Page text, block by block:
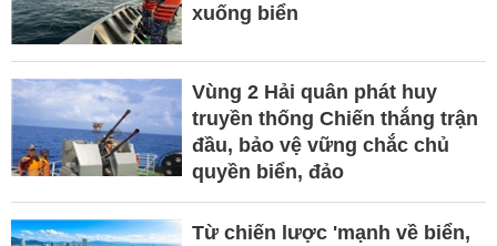
xuống biển
Vùng 2 Hải quân phát huy
truyền thống Chiến thắng trận
đầu, bảo vệ vững chắc chủ
quyền biển, đảo
Từ chiến lược 'mạnh về biển,